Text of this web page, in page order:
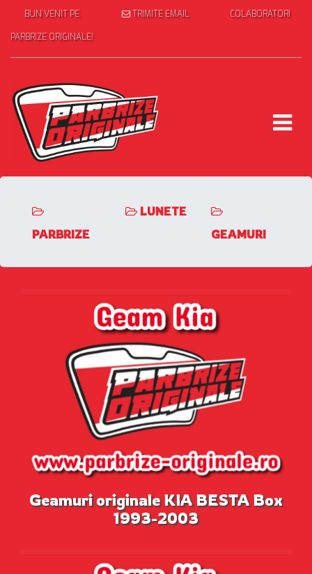
BUN VENIT PE
PARBRIZE ORIGINALE!
TRIMITE EMAIL COLABORATORI
PARBRIZE
LUNETE
GEAMURI
Geamuri originale KIA BESTA Box
1993-2003